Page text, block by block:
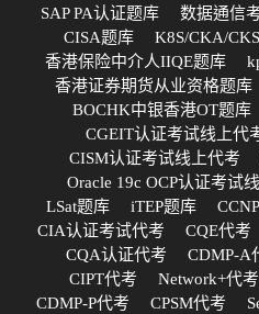
SAP PA认证题库
数据通信
CISA题库
K8S/CKA/
香港保险中介人IIQE题库
香港证券期货从业资格题库
BOCHK中银香港OT题库
CGEIT认证考试线上代
CISM认证考试线上代考
Oracle 19c OCP认证考试
LSat题库
iTEP题库
CIA认证考试代考
CQE代考
CQA认证代考
CDMP-A
CIPT代考
Network+代考
CDMP-P代考
CPSM代考